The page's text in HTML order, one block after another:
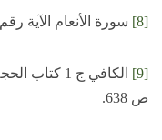
[8] سورة الأنعام الآية رقم 50.
[9]
ص 638.